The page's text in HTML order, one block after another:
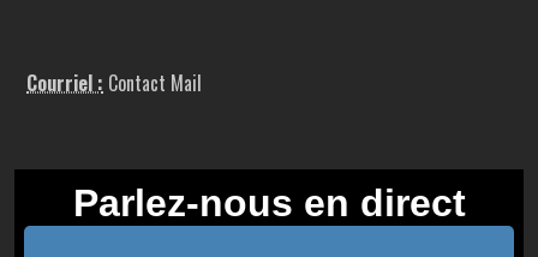
Courriel : Contact Mail